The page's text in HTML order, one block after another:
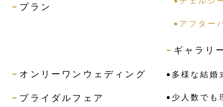
プラン
アフター
ギャラリ
オンリーワンウェディング
ブライダルフェア
多様な結婚
少人数でも